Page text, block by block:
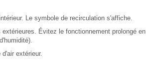
Le symbole de recirculation s'affiche.
Évitez le fonctionnement prolongé en
extérieur.